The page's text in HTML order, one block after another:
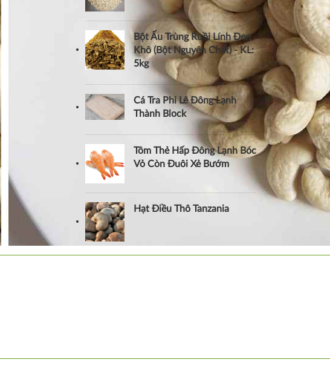
Bột Ấu Trùng Ruồi Lính Đen
Khô (Bột Nguyên Chất) - KL:
5kg
Cá Tra Phi Lê Đông Lạnh
Thành Block
Tôm Thẻ Hấp Đông Lạnh Bóc
Vỏ Còn Đuôi Xẻ Bướm
Hạt Điều Thô Tanzania